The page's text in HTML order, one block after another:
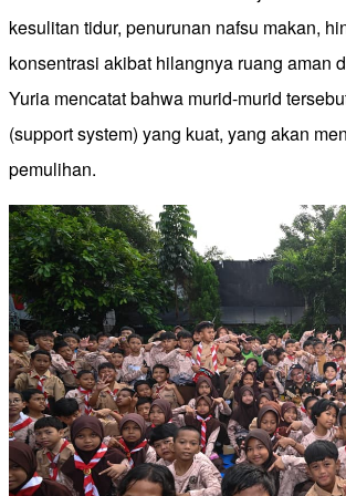
kesulitan tidur, penurunan nafsu makan,
konsentrasi akibat hilangnya ruang aman
Yuria mencatat bahwa murid-murid
(support system) yang kuat, yang akan
pemulihan.